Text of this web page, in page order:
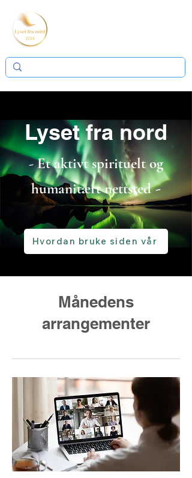
Lyset fra nord
- Et aktivt spirituelt og
humanitært nettsted-
Hvordan bruke siden vår
Månedens
arrangementer